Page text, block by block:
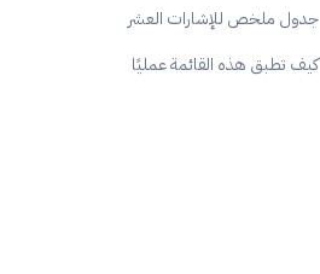
جدول ملخص للإشارات العشر
كيف تطبق هذه القائمة عمليًا